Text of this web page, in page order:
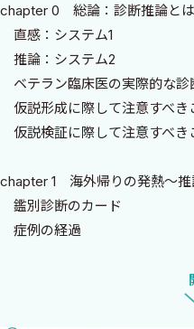
てブレないようになります．
本書が，読者の皆さんの診断
んのアウトカムの改善に役立て
2018年3月吉日 名古屋にて
野口善令
chapter 0 総論：診断推論とは
直感：システム1
推論：システム2
ベテラン臨床医の実際的な診
仮説形成に際して注意すべき
仮説検証に際して注意すべき
chapter 1 海外帰りの発熱〜推
鑑別診断のカード
症例の経過
●column● マラリア除外診